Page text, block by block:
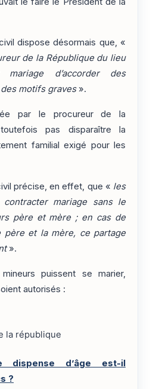
dispose désormais que, «
de la République du lieu
d’accorder des
motifs graves».
par le procureur de la
pas disparaître la
familial exigé pour les
précise, en effet, que « les
mariage sans le
père et mère ; en cas de
père et la mère, ce partage
».
puissent se marier,
autorisés :
la république
dispense d’âge est-il
?